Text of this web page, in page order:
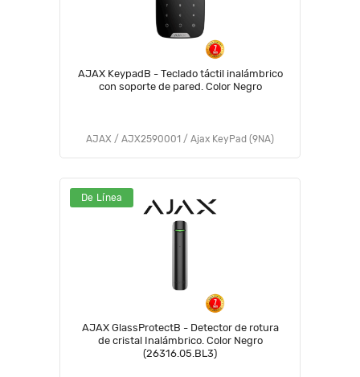
AJAX KeypadB - Teclado táctil inalámbrico
con soporte de pared. Color Negro
AJAX / AJX2590001 / Ajax KeyPad (9NA)
De Línea
AJAX GlassProtectB - Detector de rotura
de cristal Inalámbrico. Color Negro
(26316.05.BL3)